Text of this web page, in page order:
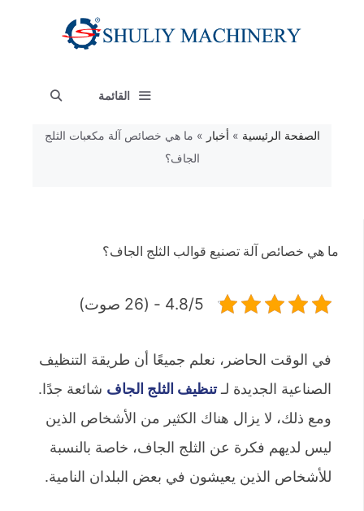
القائمة
الصفحة الرئيسية » أخبار » ما هي خصائص آلة مكعبات الثلج
الجاف؟
ما هي خصائص آلة تصنيع قوالب الثلج الجاف؟
4.8/5 - (26 صوت)
في الوقت الحاضر، نعلم جميعًا أن طريقة التنظيف
الصناعية الجديدة لـتنظيف الثلج الجاف شائعة جدًا.
ومع ذلك، لا يزال هناك الكثير من الأشخاص الذين
ليس لديهم فكرة عن الثلج الجاف، خاصة بالنسبة
للأشخاص الذين يعيشون في بعض البلدان النامية.